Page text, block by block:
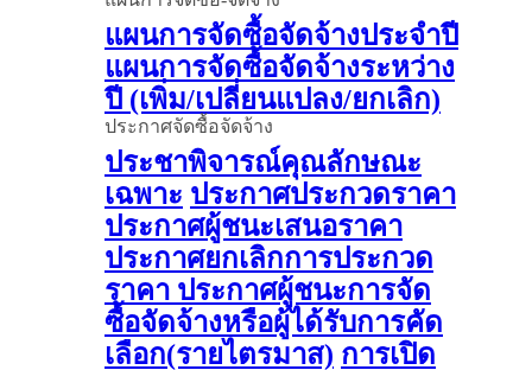
แผนการจัดซื้อจัดจ้างประจำปี
แผนการจัดซื้อจัดจ้างระหว่าง
ปี (เพิ่ม/เปลี่ยนแปลง/ยกเลิก)
ประกาศจัดซื้อจัดจ้าง
ประชาพิจารณ์คุณลักษณะ
เฉพาะ ประกาศประกวดราคา
ประกาศผู้ชนะเสนอราคา
ประกาศยกเลิกการประกวด
ราคา ประกาศผู้ชนะการจัด
ซื้อจัดจ้างหรือผู้ได้รับการคัด
เลือก(รายไตรมาส) การเปิด